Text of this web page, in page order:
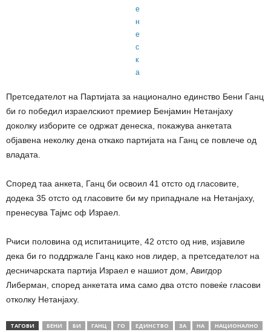
Претседателот на Партијата за национално единство Бени Ганц
би го победил израелскиот премиер Бенјамин Нетанјаху
доколку изборите се одржат денеска, покажува анкетата
објавена неколку дена откако партијата на Ганц се повлече од
владата.
Според таа анкета, Ганц би освоил 41 отсто од гласовите,
додека 35 отсто од гласовите би му припаднале на Нетанјаху,
пренесува Тајмс оф Израел.
Рчиси половина од испитаниците, 42 отсто од нив, изјавиле
дека би го поддржале Ганц како нов лидер, а претседателoт на
десничарската партија Израел е нашиот дом, Авигдор
Либерман, според анкетата има само два отсто повеќе гласови
отколку Нетанјаху.
ТАГОВИ БЕНИ БИ ГАНЦ ГО ЕДИНСТВО ЗА НА
НАЦИОНАЛНО